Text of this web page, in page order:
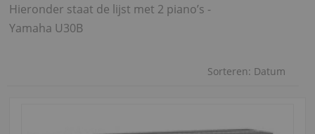
Hieronder staat de lijst met 2 piano’s -
Yamaha U30B
Sorteren: Datum